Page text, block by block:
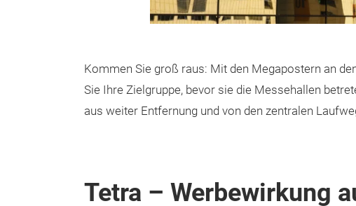
Kommen Sie groß raus: Mit den Megapostern an
Sie Ihre Zielgruppe, bevor sie die Messehallen
aus weiter Entfernung und von den zentralen
Tetra – Werbewirkung